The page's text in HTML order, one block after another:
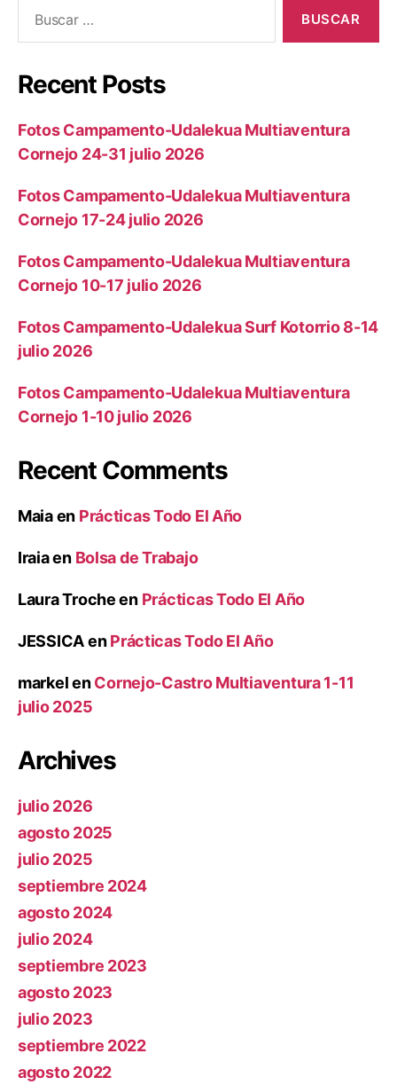
Recent Posts
Fotos Campamento-Udalekua Multiaventura
Cornejo 24-31 julio 2026
Fotos Campamento-Udalekua Multiaventura
Cornejo 17-24 julio 2026
Fotos Campamento-Udalekua Multiaventura
Cornejo 10-17 julio 2026
Fotos Campamento-Udalekua Surf Kotorrio 8-14
julio 2026
Fotos Campamento-Udalekua Multiaventura
Cornejo 1-10 julio 2026
Recent Comments
Maiaen Prácticas Todo El Año
Iraiaen Bolsa de Trabajo
Laura Trocheen Prácticas Todo El Año
JESSICAenPrácticas Todo El Año
markelenCornejo-Castro Multiaventura 1-11
julio 2025
Archives
julio 2026
agosto 2025
julio 2025
septiembre 2024
agosto 2024
julio 2024
septiembre 2023
agosto 2023
julio 2023
septiembre 2022
agosto 2022